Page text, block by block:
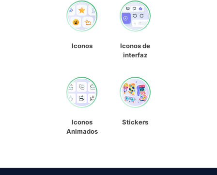
Iconos
Iconos de
interfaz
Iconos
Animados
Stickers